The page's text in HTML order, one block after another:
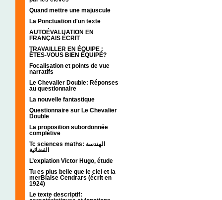
Quand mettre une majuscule
La Ponctuation d'un texte
AUTOÉVALUATION EN
FRANÇAIS ÉCRIT
TRAVAILLER EN ÉQUIPE :
ÊTES-VOUS BIEN ÉQUIPÉ?
Focalisation et points de vue
narratifs
Le Chevalier Double: Réponses
au questionnaire
La nouvelle fantastique
Questionnaire sur Le Chevalier
Double
La proposition subordonnée
complétive
Tc sciences maths: الهندسة
الفضائية
L’expiation Victor Hugo, étude
Tu es plus belle que le ciel et la
merBlaise Cendrars (écrit en
1924)
Le texte descriptif: